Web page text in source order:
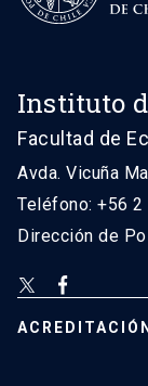
Instituto
Facultad de
Avda. Vicuña
Teléfono: +56 2
Dirección de
ACREDITACIÓN